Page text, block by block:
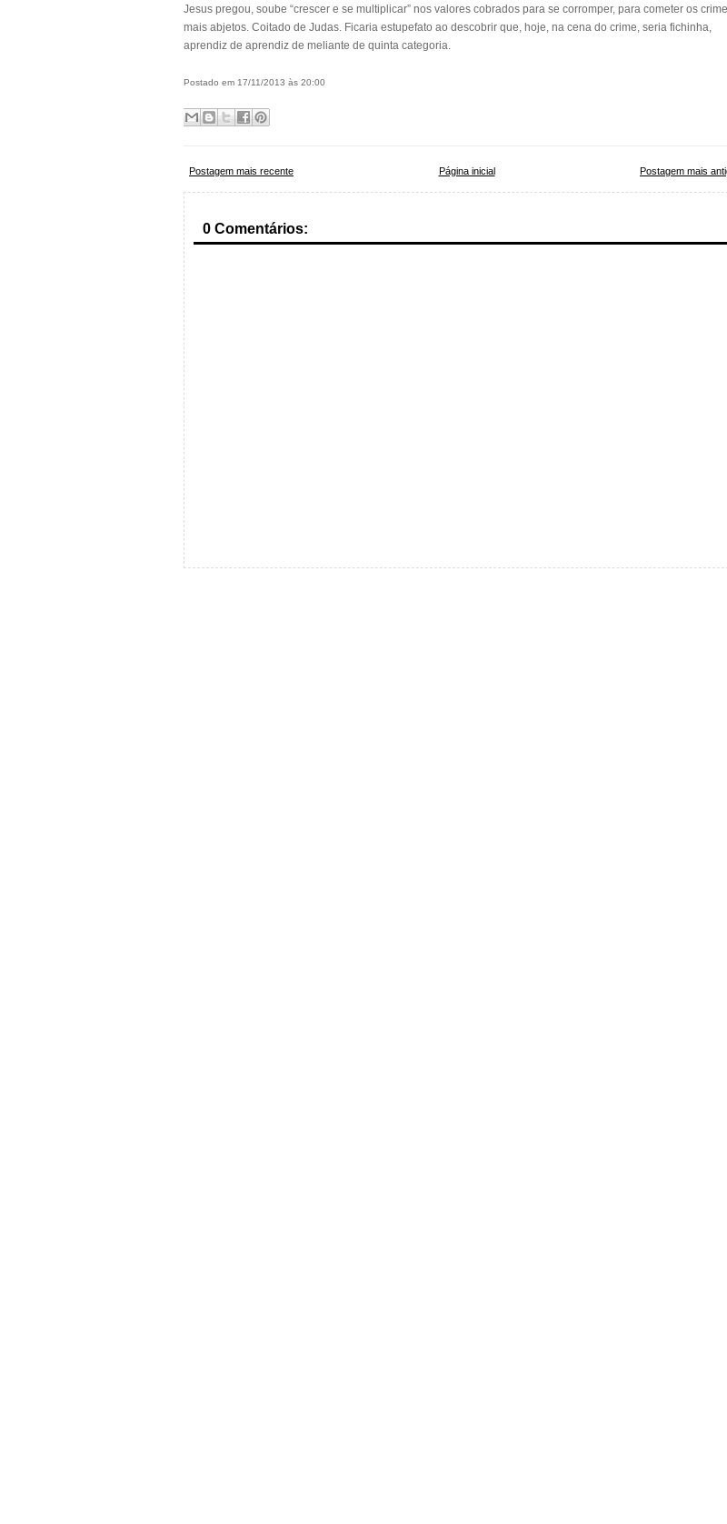
Jesus pregou, soube “crescer e se multiplicar” nos valores cobrados para se corromper, para cometer os
mais abjetos. Coitado de Judas. Ficaria estupefato ao descobrir que, hoje, na cena do crime, seria fichinha,
aprendiz de aprendiz de meliante de quinta categoria.
Postado em 17/11/2013 às 20:00
Postagem mais recente Postagem mais
Página inicial
0 Comentários: